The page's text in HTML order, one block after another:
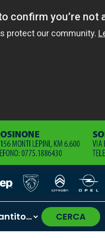
CERCA